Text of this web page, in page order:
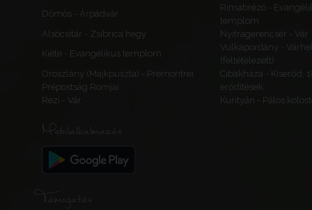
Dömös - Árpádvár
Rimabrézó -
templom
Alsócsitár - Zsibrica hegy
Nyitragerencsér - Vár
Kiéte - Evangélikus templom
Vulkapordány -
(feltételezett)
Oroszlány (Majkpuszta) - Premontrei
Prépostság Romjai
Cibakháza - Kiserőd,
erődítések
Rezi - Vár
Kurityán - Pálos
Mobilalkalmazás
Támogatás